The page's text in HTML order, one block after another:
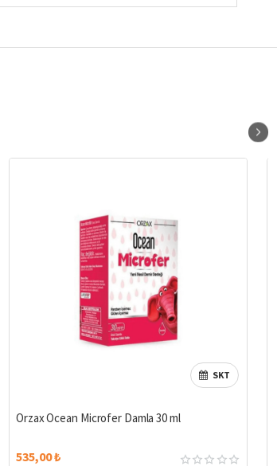
Çok Satan
SKT
Orzax Ocean Microfer Damla 30 ml
535,00 ₺